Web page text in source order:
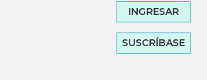
INGRESAR
SUSCRÍBASE